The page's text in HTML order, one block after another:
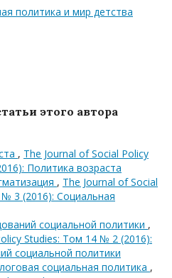
политика и мир детства
этого автора
, The Journal of Social Policy
Политика возраста
, The Journal of Social
3 (2016): Социальная
социальной политики ,
Studies: Том 14 № 2 (2016):
социальной политики
социальная политика ,